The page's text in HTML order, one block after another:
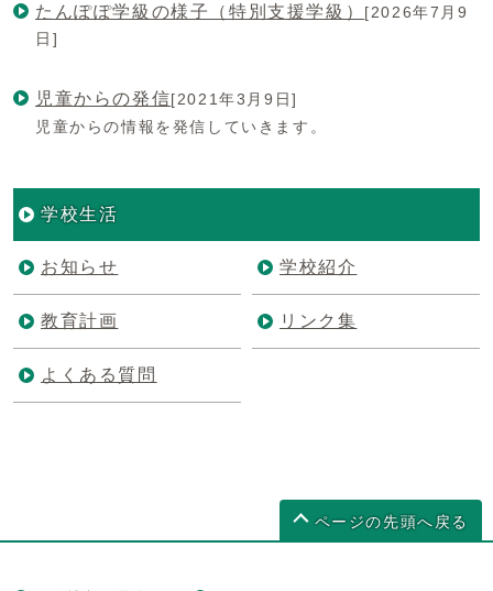
たんぽぽ学級の様子（特別支援学級） [2026年7月9
日]
児童からの発信[2021年3月9日]
児童からの情報を発信していきます。
学校生活
お知らせ 学校紹介
教育計画 リンク集
よくある質問
ページの先頭へ戻る